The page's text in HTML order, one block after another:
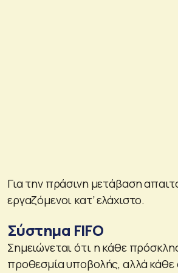
Για την πράσινη μετάβαση
εργαζόμενοι κατ’ ελάχιστο.
Σύστημα FIFO
Σημειώνεται ότι η κάθε
προθεσμία υποβολής, αλλά